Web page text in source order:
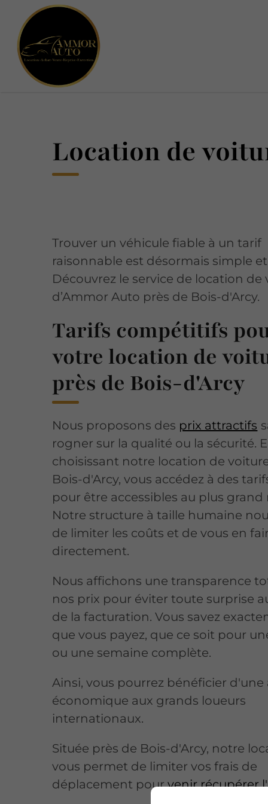
Location de
Trouver un véhicule fiable à un tarif
raisonnable est désormais simple
Découvrez le service de location de
d’Ammor Auto près de Bois-d'Arcy.
Tarifs compétitifs
votre location de
près de Bois-d'Arcy
Nous proposons des prix attractifs
rogner sur la qualité ou la sécurité.
choisissant notre location de
Bois-d'Arcy, vous accédez à des
pour être accessibles au plus grand
Notre structure à taille humaine
de limiter les coûts et de vous en
directement.
Nous affichons une transparence
nos prix pour éviter toute surprise
de la facturation. Vous savez
que vous payez, que ce soit pour
ou une semaine complète.
Ainsi, vous pourrez bénéficier
économique aux grands loueurs
internationaux.
Située près de Bois-d'Arcy, notre
vous permet de limiter vos frais de
déplacement pourvenir récupérer